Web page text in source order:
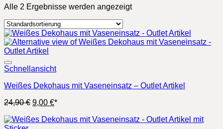
Alle 2 Ergebnisse werden angezeigt
Schnellansicht
Weißes Dekohaus mit Vaseneinsatz – Outlet Artikel
24,90€ Ursprünglicher
war:
9,00 €Aktueller
ist:
*